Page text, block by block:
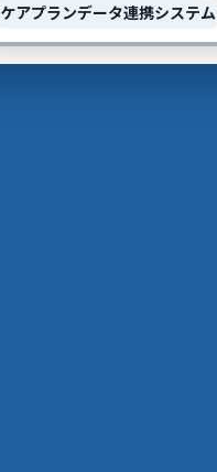
ケアプランデータ連携システム